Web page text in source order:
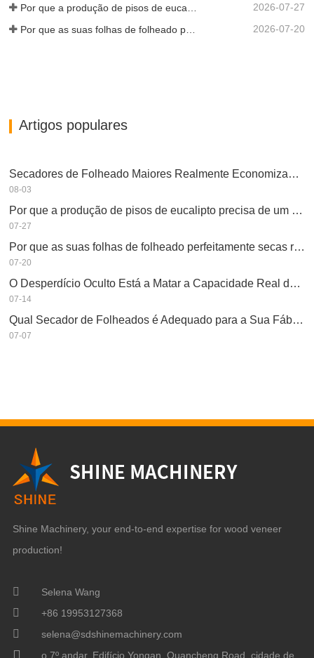
2026-07-27
Por que as suas folhas de folheado perfeitamente secas re-humedeceram? 2026-07-20
Artigos populares
Secadores de Folheado Maiores Realmente Economizam Dinheiro?
08-03
Por que a produção de pisos de eucalipto precisa de um secador de folheados?
07-27
Por que as suas folhas de folheado perfeitamente secas re-humedeceram?
07-20
O Desperdício Oculto Está a Matar a Capacidade Real do Seu Secador de Folheados?
07-14
Qual Secador de Folheados é Adequado para a Sua Fábrica?
07-07
Shine Machinery, your end-to-end expertise for wood veneer
production!
Selena Wang
+86 19953127368
selena@sdshinemachinery.com
o 7º andar, Edifício Yongan, Quancheng Road, cidade de